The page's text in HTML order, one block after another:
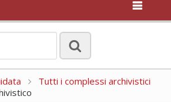
Tutti i complessi archivistici